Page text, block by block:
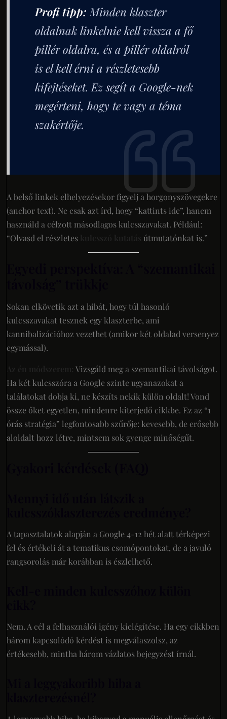
Profi tipp: Minden klaszter
oldalnak linkelnie kell vissza a fő
pillér oldalra, és a pillér oldalról
is el kell érni a részletesebb
kifejtéseket. Ez segít a Google-nek
megérteni, hogy te vagy a téma
szakértője.
A belső linkek elhelyezésekor figyelj a horgonyszövegekre
(anchor text). Ne csak azt írd, hogy “kattints ide”, hanem
használd a célzott másodlagos kulcsszavakat. Például:
“Olvasd el részletes
kulcsszó kutatás útmutatónkat is.”
Sokan elkövetik azt a hibát, hogy túl hasonló
kulcsszavakat tesznek egy klaszterbe, ami
kannibalizációhoz vezethet (amikor két oldalad versenyez
egymással).
Az én módszerem:
Vizsgáld meg a szemantikai távolságot.
Ha két kulcsszóra a Google szinte ugyanazokat a
találatokat dobja ki, ne készíts nekik külön oldalt! Vond
össze őket egyetlen, mindenre kiterjedő cikkbe. Ez az “1
órás stratégia” legfontosabb szűrője: kevesebb, de erősebb
aloldalt hozz létre, mintsem sok gyenge minőségűt.
A tapasztalatok alapján a Google 4-12 hét alatt térképezi
fel és értékeli át a tematikus csomópontokat, de a javuló
rangsorolás már korábban is észlelhető.
Nem. A cél a felhasználói igény kielégítése. Ha egy cikkben
három kapcsolódó kérdést is megválaszolsz, az
értékesebb, mintha három vázlatos bejegyzést írnál.